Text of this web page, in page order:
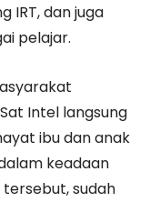
IRT, dan juga
pelajar.
Intel langsung
ibu dan anak
keadaan
sudah